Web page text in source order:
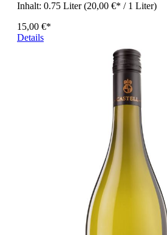
Inhalt: 0.75 Liter(20,00 €* / 1 Liter)
15,00 €*
Details